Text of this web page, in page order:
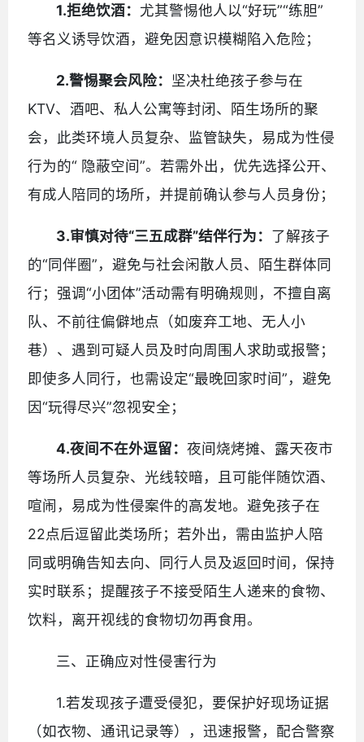
1.拒绝饮酒： 尤其警惕他人以“好玩”“练胆”
等名义诱导饮酒，避免因意识模糊陷入危险；
2.警惕聚会风险： 坚决杜绝孩子参与在
KTV、酒吧、私人公寓等封闭、陌生场所的聚
会，此类环境人员复杂、监管缺失，易成为性侵
行为的“ 隐蔽空间”。若需外出，优先选择公开、
有成人陪同的场所，并提前确认参与人员身份；
3.审慎对待“三五成群”结伴行为： 了解孩子
的“同伴圈”，避免与社会闲散人员、陌生群体同
行；强调“小团体”活动需有明确规则，不擅自离
队、不前往偏僻地点（如废弃工地、无人小
巷）、遇到可疑人员及时向周围人求助或报警；
即使多人同行，也需设定“最晚回家时间”，避免
因“玩得尽兴”忽视安全；
4.夜间不在外逗留：夜间烧烤摊、露天夜市
等场所人员复杂、光线较暗，且可能伴随饮酒、
喧闹，易成为性侵案件的高发地。避免孩子在
22点后逗留此类场所；若外出，需由监护人陪
同或明确告知去向、同行人员及返回时间，保持
实时联系；提醒孩子不接受陌生人递来的食物、
饮料，离开视线的食物切勿再食用。
三、正确应对性侵害行为
1.若发现孩子遭受侵犯，要保护好现场证据
（如衣物、通讯记录等），迅速报警，配合警察